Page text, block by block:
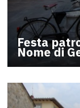
Festa
Nome di